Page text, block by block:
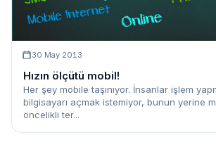
30 May 2013
Hızın ölçütü mobil!
Her şey mobile taşınıyor. İnsanlar işlem
bilgisayarı açmak istemiyor, bunun yerine
öncelikli ter...